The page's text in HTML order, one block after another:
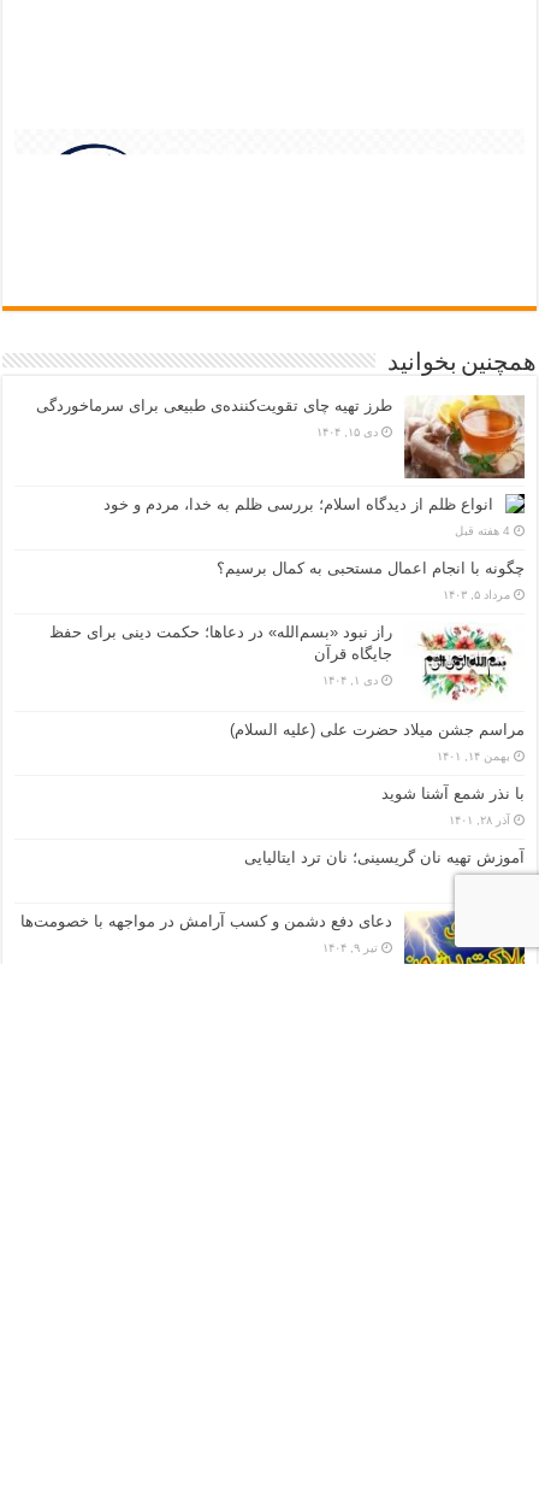
همچنین بخوانید
طرز تهیه چای تقویت‌کننده‌ی طبیعی برای سرماخوردگی
دی ۱۵, ۱۴۰۴
انواع ظلم از دیدگاه اسلام؛ بررسی ظلم به خدا، مردم و خود
4 هفته قبل
چگونه با انجام اعمال مستحبی به کمال برسیم؟
مرداد ۵, ۱۴۰۳
راز نبود «بسم‌الله» در دعاها؛ حکمت دینی برای حفظ
جایگاه قرآن
دی ۱, ۱۴۰۴
مراسم جشن میلاد حضرت علی (علیه السلام)
بهمن ۱۴, ۱۴۰۱
با نذر شمع آشنا شوید
آذر ۲۸, ۱۴۰۱
آموزش تهیه نان گریسینی؛ نان ترد ایتالیایی
دعای دفع دشمن و کسب آرامش در مواجهه با خصومت‌ها
تیر ۹, ۱۴۰۴